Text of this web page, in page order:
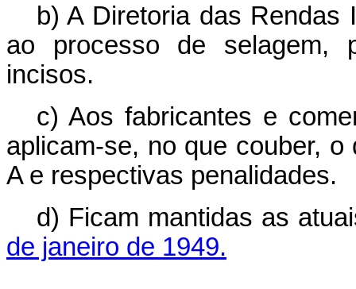
b) A Diretoria das
ao processo de selagem,
incisos.
c) Aos fabricantes e
aplicam-se, no que couber,
A e respectivas penalidades.
d) Ficam mantidas as
de janeiro de 1949.